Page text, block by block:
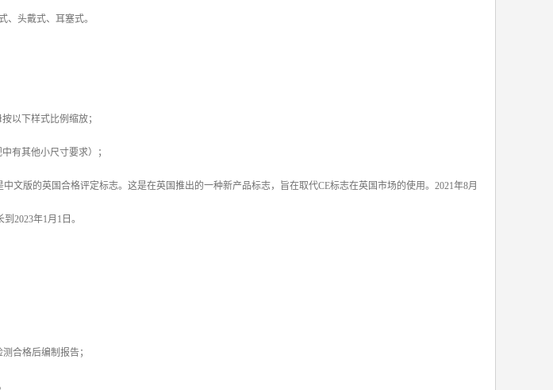
、头戴式、耳塞式。
以下样式比例缩放；
有其他小尺寸要求）；
文版的英国合格评定标志。这是在英国推出的一种新产品标志，旨在取代CE标志在英国市场的使用。2021年8月
2023年1月1日。
合格后编制报告；